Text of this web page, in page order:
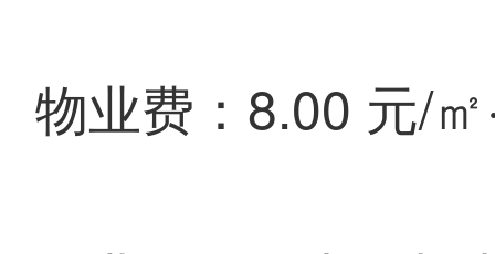
物业费：8.00 元/㎡